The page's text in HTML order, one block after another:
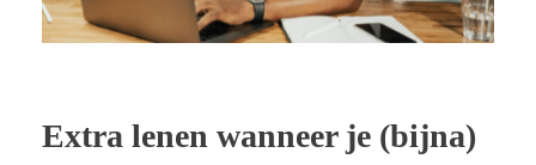
Extra lenen wanneer je (bijna)